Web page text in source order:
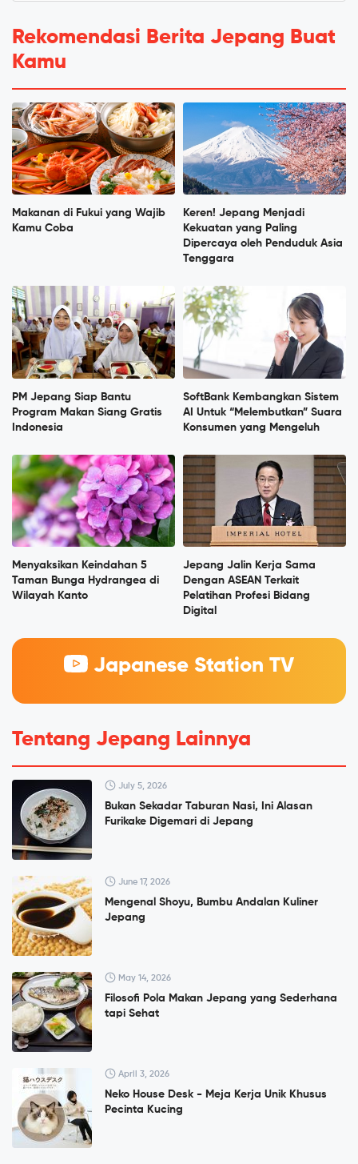
Rekomendasi Berita Jepang Buat
Kamu
Makanan di Fukui yang Wajib
Kamu Coba
Keren! Jepang Menjadi
Kekuatan yang Paling
Dipercaya oleh Penduduk Asia
Tenggara
PM Jepang Siap Bantu
Program Makan Siang Gratis
Indonesia
SoftBank Kembangkan Sistem
AI Untuk “Melembutkan” Suara
Konsumen yang Mengeluh
Menyaksikan Keindahan 5
Taman Bunga Hydrangea di
Wilayah Kanto
Jepang Jalin Kerja Sama
Dengan ASEAN Terkait
Pelatihan Profesi Bidang
Digital
Japanese Station TV
Tentang Jepang Lainnya
July 5, 2026
Bukan Sekadar Taburan Nasi, Ini Alasan
Furikake Digemari di Jepang
June 17, 2026
Mengenal Shoyu, Bumbu Andalan Kuliner
Jepang
May 14, 2026
Filosofi Pola Makan Jepang yang Sederhana
tapi Sehat
April 3, 2026
Neko House Desk - Meja Kerja Unik Khusus
Pecinta Kucing